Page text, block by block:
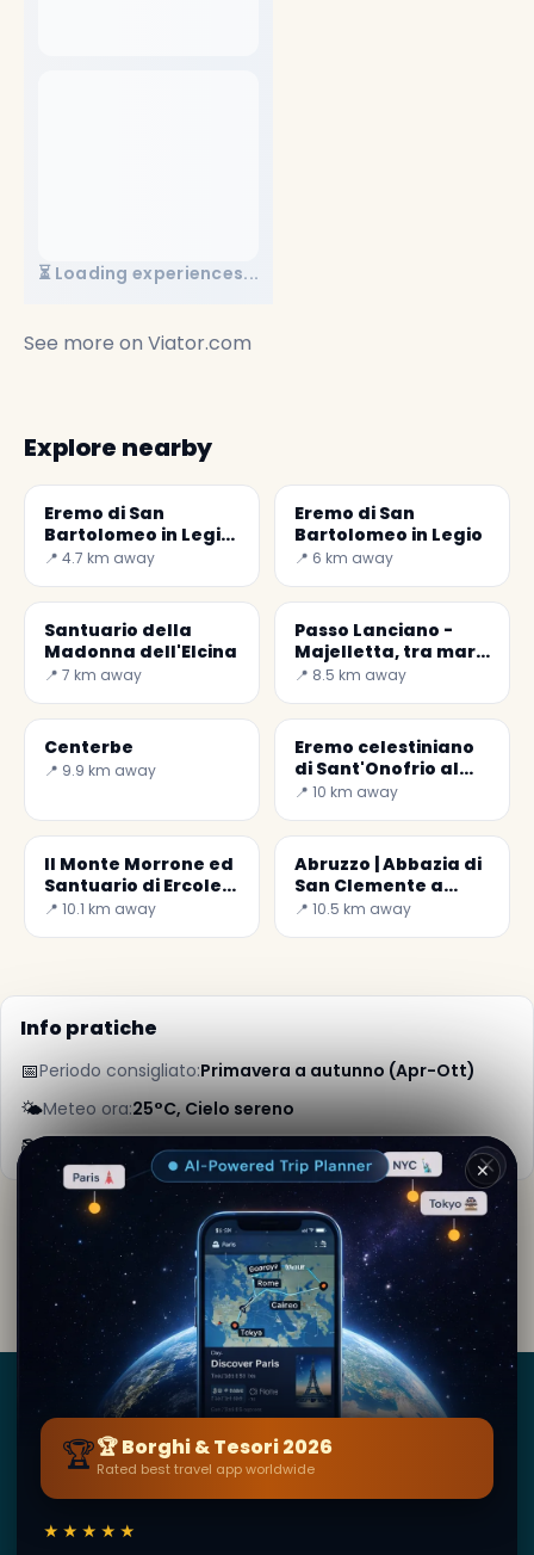
⏳ Loading experiences...
See more on Viator.com
Explore nearby
Eremo di San
Bartolomeo in Legio
da Roccamorice
📍 4.7 km away
Eremo di San
Bartolomeo in Legio
📍 6 km away
Santuario della
Madonna dell'Elcina
📍 7 km away
Passo Lanciano -
Majelletta, tra mare
e montagna
📍 8.5 km away
Centerbe
📍 9.9 km away
Eremo celestiniano
di Sant'Onofrio al
Morrone
📍 10 km away
Il Monte Morrone ed
Santuario di Ercole
Curino
📍 10.1 km away
Abruzzo | Abbazia di
San Clemente a
Casauria
📍 10.5 km away
Info pratiche
📅Periodo consigliato:Primavera a autunno (Apr-Ott)
🌤️Meteo ora:25°C, Cielo sereno
📚 Maggiori info su Wikipedia
Lara Kipling· da Caramanico Terme
Contenuto editoriale verificato · Community Secret
World — 1M+ luoghi in 62 lingue
Borghi&Tesori
BY SECRET WORLD — LA PIÙ GRANDE GUIDA DI VIAGGIO
AL MONDO
1,3M+ destinazioni · 60+ lingue · 195 paesi · 500K+
✕
🏆🏆 Borghi & Tesori 2026
Rated best travel app worldwide
★★★★★